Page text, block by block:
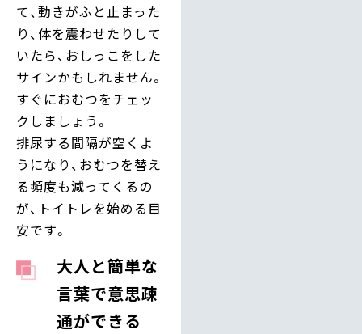
て、動きがふと止まった
り、体を震わせたりして
いたら、おしっこをした
サインかもしれません。
すぐにおむつをチェッ
クしましょう。
排尿する間隔が空くよ
うになり、おむつを替え
る頻度も減ってくるの
が、トイトレを始める目
安です。
大人と簡単な
言葉で意思疎
通ができる